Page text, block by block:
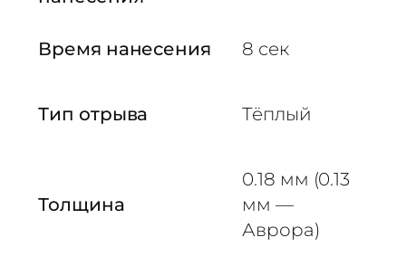
Время нанесения 8 сек
Тип отрыва Тёплый
Толщина
0.18 мм (0.13
мм —
Аврора)